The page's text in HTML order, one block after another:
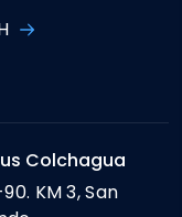
Colchagua
KM 3, San